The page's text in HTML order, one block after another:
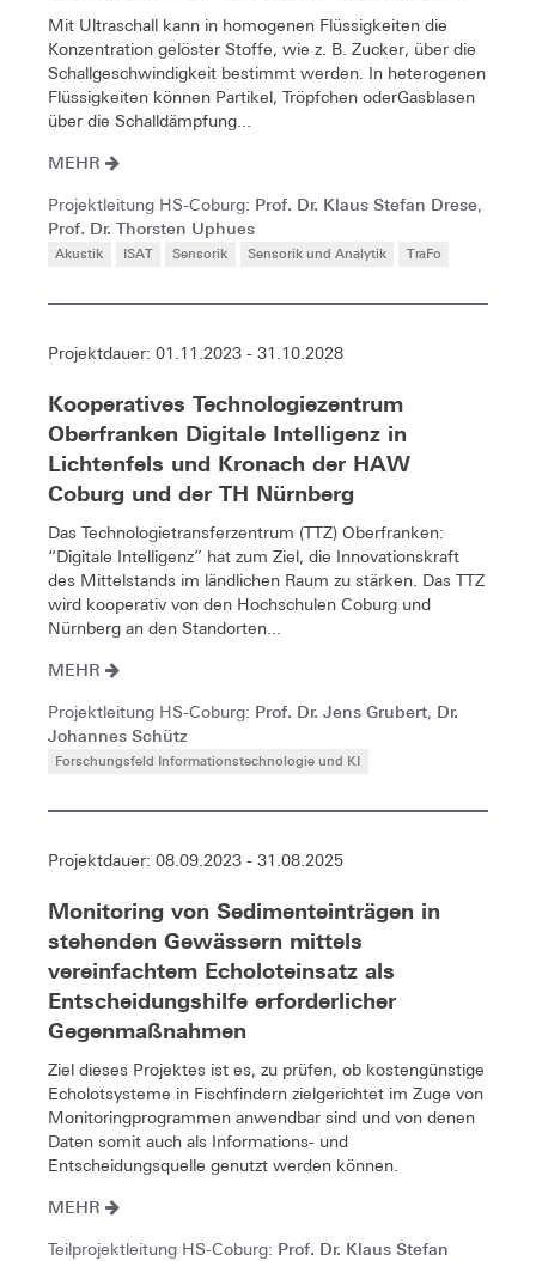
Mit Ultraschall kann in homogenen Flüssigkeiten die
Konzentration gelöster Stoffe, wie z. B. Zucker, über die
Schallgeschwindigkeit bestimmt werden. In heterogenen
Flüssigkeiten können Partikel, Tröpfchen oderGasblasen
über die Schalldämpfung...
MEHR
Projektleitung HS-Coburg: Prof. Dr. Klaus Stefan Drese,
Prof. Dr. Thorsten Uphues
Akustik ISAT Sensorik Sensorik und Analytik TraFo
Projektdauer: 01.11.2023 - 31.10.2028
Kooperatives Technologiezentrum
Oberfranken Digitale Intelligenz in
Lichtenfels und Kronach der HAW
Coburg und der TH Nürnberg
Das Technologietransferzentrum (TTZ) Oberfranken:
“Digitale Intelligenz” hat zum Ziel, die Innovationskraft
des Mittelstands im ländlichen Raum zu stärken. Das TTZ
wird kooperativ von den Hochschulen Coburg und
Nürnberg an den Standorten...
MEHR
Projektleitung HS-Coburg: Prof. Dr. Jens Grubert, Dr.
Johannes Schütz
Forschungsfeld Informationstechnologie und KI
Projektdauer: 08.09.2023 - 31.08.2025
Monitoring von Sedimenteinträgen in
stehenden Gewässern mittels
vereinfachtem Echoloteinsatz als
Entscheidungshilfe erforderlicher
Gegenmaßnahmen
Ziel dieses Projektes ist es, zu prüfen, ob kostengünstige
Echolotsysteme in Fischfindern zielgerichtet im Zuge von
Monitoringprogrammen anwendbar sind und von denen
Daten somit auch als Informations- und
Entscheidungsquelle genutzt werden können.
MEHR
Teilprojektleitung HS-Coburg: Prof. Dr. Klaus Stefan